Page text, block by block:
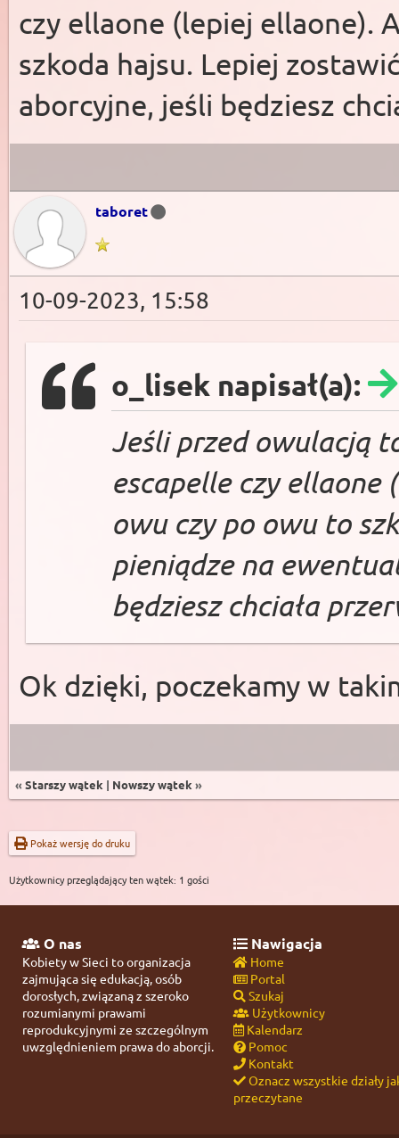
czy ellaone (lepiej ellaone).
szkoda hajsu. Lepiej
aborcyjne, jeśli będziesz
taboret
10-09-2023, 15:58
o_lisek napisał(a):
Jeśli przed owulacją
escapelle czy ellaone
owu czy po owu to
pieniądze na
będziesz chciała
Ok dzięki, poczekamy w
« Starszy wątek | Nowszy wątek »
Pokaż wersję do druku
Użytkownicy przeglądający ten wątek: 1 gości
O nas
Kobiety w Sieci to organizacja
zajmująca się edukacją, osób
dorosłych, związaną z szeroko
rozumianymi prawami
reprodukcyjnymi ze szczególnym
uwzględnieniem prawa do aborcji.
Nawigacja
Home
Portal
Szukaj
Użytkownicy
Kalendarz
Pomoc
Kontakt
Oznacz wszystkie działy
przeczytane